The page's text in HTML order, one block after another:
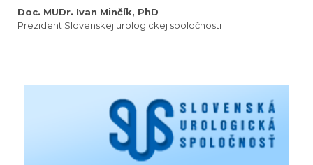
Doc. MUDr. Ivan Minčík, PhD
Prezident Slovenskej urologickej spoločnosti